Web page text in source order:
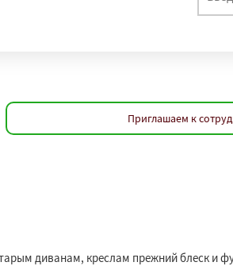
Приглашаем к
диванам, креслам прежний блеск и